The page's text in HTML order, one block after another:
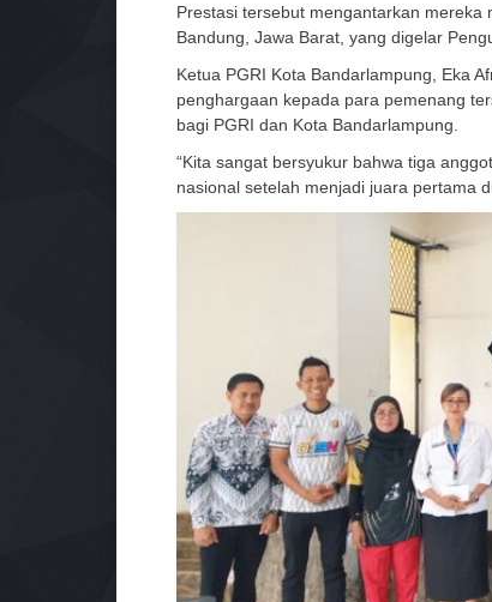
Prestasi tersebut mengantarkan mereka
Bandung, Jawa Barat, yang digelar
Ketua PGRI Kota Bandarlampung, Eka
penghargaan kepada para pemenang
bagi PGRI dan Kota Bandarlampung.
“Kita sangat bersyukur bahwa tiga
nasional setelah menjadi juara pertama